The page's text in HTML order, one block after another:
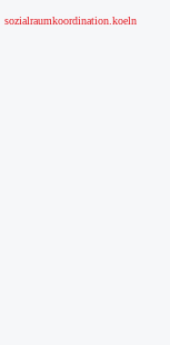
sozialraumkoordination.koeln